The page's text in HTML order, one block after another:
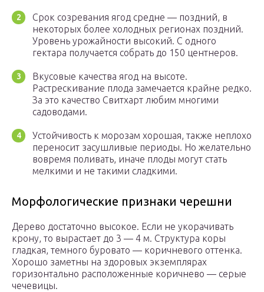
Срок созревания ягод средне — поздний, в
некоторых более холодных регионах поздний.
Уровень урожайности высокий. С одного
гектара получается собрать до 150 центнеров.
Вкусовые качества ягод на высоте.
Растрескивание плода замечается крайне редко.
За это качество Свитхарт любим многими
садоводами.
Устойчивость к морозам хорошая, также неплохо
переносит засушливые периоды. Но желательно
вовремя поливать, иначе плоды могут стать
мелкими и не такими сладкими.
Морфологические признаки черешни
Дерево достаточно высокое. Если не укорачивать
крону, то вырастает до 3 — 4 м. Структура коры
гладкая, темного буровато — коричневого оттенка.
Хорошо заметны на здоровых экземплярах
горизонтально расположенные коричнево — серые
чечевицы.